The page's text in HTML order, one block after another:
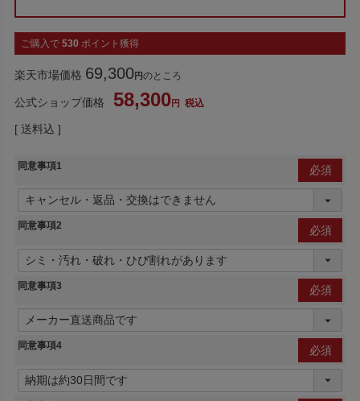
ご購入で 530 ポイント獲得
楽天市場価格 69,300 のところ
公式ショップ価格 58,300 税込
送料込
同意事項1
(必
同意事項2
(必
同意事項3
(必
同意事項4
(必